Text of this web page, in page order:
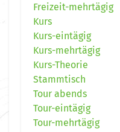
Freizeit-mehrtägig
Kurs
Kurs-eintägig
Kurs-mehrtägig
Kurs-Theorie
Stammtisch
Tour abends
Tour-eintägig
Tour-mehrtägig